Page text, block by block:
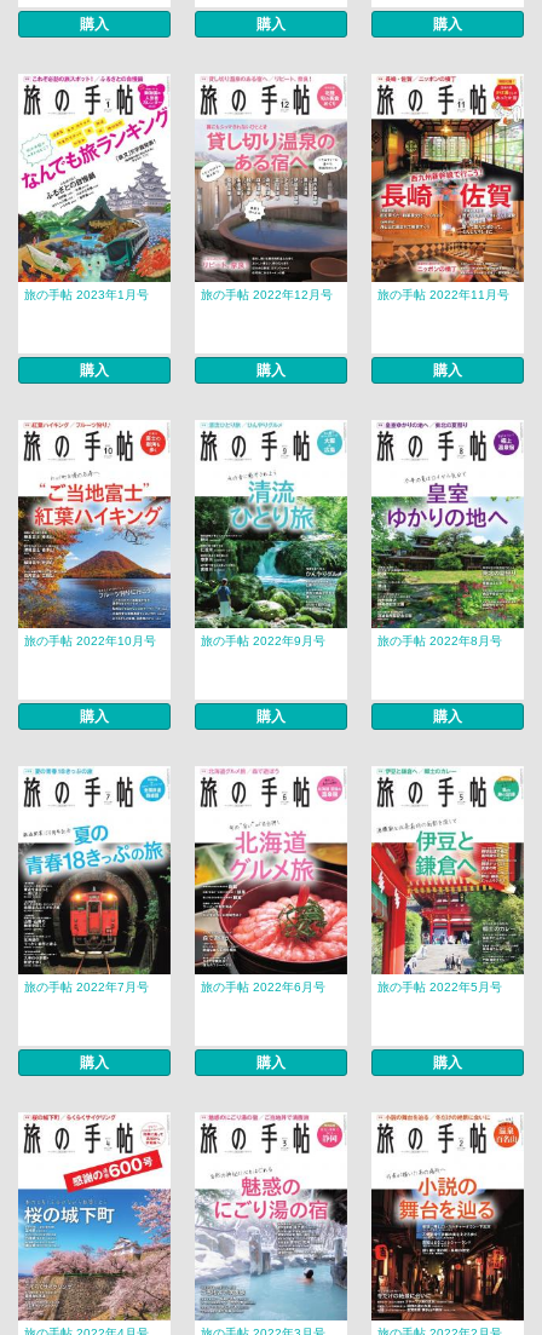
購入 購入 購入
旅の手帖 2023年1月号
購入
旅の手帖 2022年12月号
購入
旅の手帖 2022年11月号
購入
旅の手帖 2022年10月号
購入
旅の手帖 2022年9月号
購入
旅の手帖 2022年8月号
購入
旅の手帖 2022年7月号
購入
旅の手帖 2022年6月号
購入
旅の手帖 2022年5月号
購入